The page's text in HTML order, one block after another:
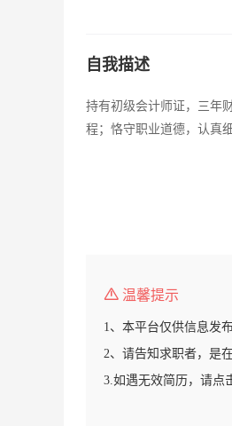
自我描述
持有初级会计师证，三年
程；恪守职业道德，认真
温馨提示
1、本平台仅供信息发
2、请告知求职者，是
3.如遇无效简历，请点